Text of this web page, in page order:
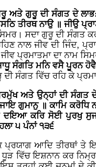
ਅਤੇ ਗੁਰੂ ਦੀ ਸੰਗਤ ਦੇ
ਤੀਰਥ ਨਾਉ ॥ ਜੀਉ
ਸਦਾ ਗੁਰੂ ਦੀ ਸੰਗਤ
ਨਾਲ ਜੀਵ ਦੀ ਜਿੰਦ,
ਜੀਵ ਪ੍ਰਮਾਤਮਾ ਦਾ ਨਾਮ
ਸੰਗਤਿ ਮਨਿ ਵਸੈ ਪੂਰਨ
ਸੰਗਤ ਵਿੱਚ ਰਹਿ ਕੇ
ਅਤੇ ਉਨ੍ਹਾਂ ਦੀ ਸੰਗਤ
ਗੁਮਾਨੁ ॥ ਕਾਮਿ
ਕਰਿ ਸੋਈ ਪੁਰਖੁ
੫ ਪੰਨਾਂ ੧੩੬
ਪ੍ਰਯਾਗ ਆਦਿ ਤੀਰਥਾਂ
ਵਿੱਚ ਇਸ਼ਨਾਨ ਕਰ